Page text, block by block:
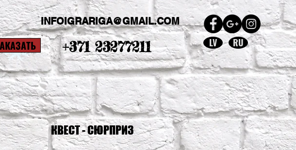
INFOIGRARIGA@GMAIL.COM
+371 23277211 LV RU
КВЕСТ - СЮРПРИЗ